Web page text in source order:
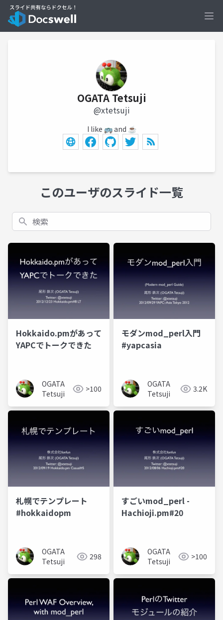
OGATA Tetsuji
@xtetsuji
I like 🚌 and ☕
このユーザのスライド一覧
検索
Hokkaido.pmがあって
YAPCでトークできた
OGATA
Tetsuji
>100
モダンmod_perl入門
#yapcasia
OGATA
Tetsuji
3.2K
札幌でテンプレート
#hokkaidopm
OGATA
Tetsuji
298
すごいmod_perl -
Hachioji.pm#20
OGATA
Tetsuji
>100